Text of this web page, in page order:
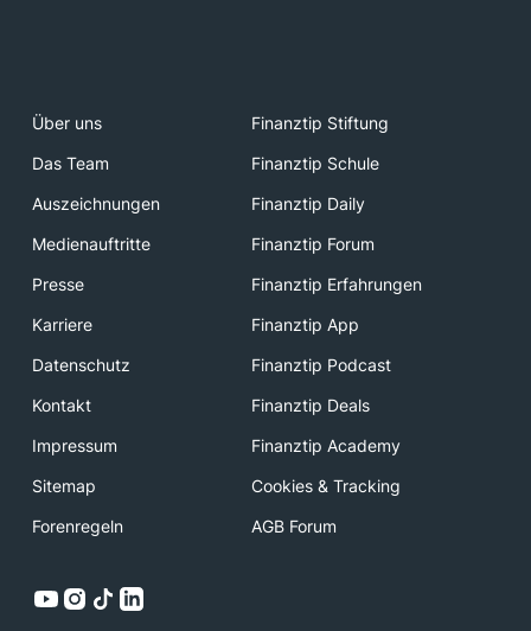
Über uns
Finanztip Stiftung
Das Team
Finanztip Schule
Auszeichnungen
Finanztip Daily
Medienauftritte
Finanztip Forum
Presse
Finanztip Erfahrungen
Karriere
Finanztip App
Datenschutz
Finanztip Podcast
Kontakt
Finanztip Deals
Impressum
Finanztip Academy
Sitemap
Cookies & Tracking
Forenregeln
AGB Forum